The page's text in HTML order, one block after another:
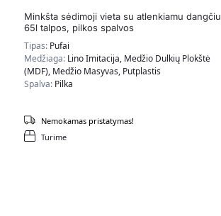
Minkšta sėdimoji vieta su atlenkiamu dangčiu
65l talpos, pilkos spalvos
Tipas: Pufai
Medžiaga: Lino Imitacija, Medžio Dulkių Plokštė
(MDF), Medžio Masyvas, Putplastis
Spalva: Pilka
Turime
Nemokamas pristatymas!